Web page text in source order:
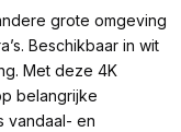
grote omgeving
Beschikbaar in wit
Met deze 4K
belangrijke
vandaal- en